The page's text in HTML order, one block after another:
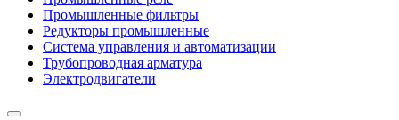
Промышленные фильтры
Редукторы промышленные
Система управления и автоматизации
Трубопроводная арматура
Электродвигатели